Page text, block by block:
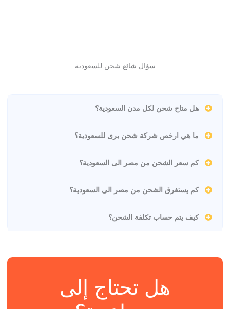
سؤال شائع شحن للسعودية
هل متاح شحن لكل مدن السعودية؟
ما هي ارخص شركة شحن برى للسعودية؟
كم سعر الشحن من مصر الى السعودية؟
كم يستغرق الشحن من مصر الى السعودية؟
كيف يتم حساب تكلفة الشحن؟
هل تحتاج إلى